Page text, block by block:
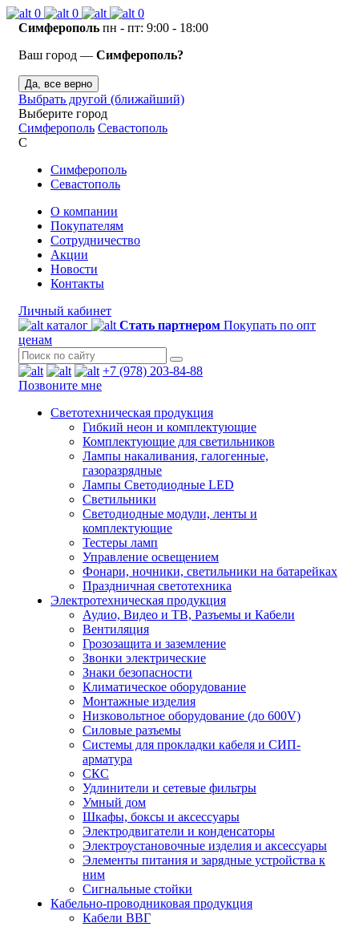
0 0
0
Симферополь пн - пт: 9:00 - 18:00
Ваш город — Симферополь?
Да, все верно
Выбрать другой (ближайший)
Выберите город
Симферополь Севастополь
С
Симферополь
Севастополь
О компании
Покупателям
Сотрудничество
Акции
Новости
Контакты
Личный кабинет
каталог
Стать партнером Покупать по опт
ценам
+7 (978) 203-84-88
Позвоните мне
Светотехническая продукция
Гибкий неон и комплектующие
Комплектующие для светильников
Лампы накаливания, галогенные,
газоразрядные
Лампы Светодиодные LED
Светильники
Светодиодные модули, ленты и
комплектующие
Тестеры ламп
Управление освещением
Фонари, ночники, светильники на батарейках
Праздничная светотехника
Электротехническая продукция
Аудио, Видео и ТВ, Разъемы и Кабели
Вентиляция
Грозозащита и заземление
Звонки электрические
Знаки безопасности
Климатическое оборудование
Монтажные изделия
Низковольтное оборудование (до 600V)
Силовые разъемы
Системы для прокладки кабеля и СИП-
арматура
СКС
Удлинители и сетевые фильтры
Умный дом
Шкафы, боксы и аксессуары
Электродвигатели и конденсаторы
Электроустановочные изделия и аксессуары
Элементы питания и зарядные устройства к
ним
Сигнальные стойки
Кабельно-проводниковая продукция
Кабели ВВГ